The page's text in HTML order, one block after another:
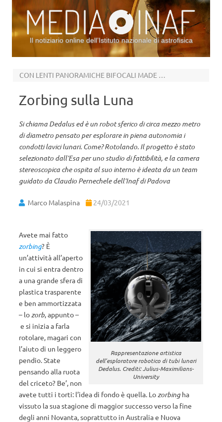
Il notiziario online dell’Istituto nazionale di astrofisica
CON LENTI PANORAMICHE BIFOCALI MADE IN ITALY
Zorbing sulla Luna
Si chiama Dedalus ed è un robot sferico di circa mezzo metro
di diametro pensato per esplorare in piena autonomia i
condotti lavici lunari. Come? Rotolando. Il progetto è stato
selezionato dall’Esa per uno studio di fattibilità, e la camera
stereoscopica che ospita al suo interno è ideata da un team
guidato da Claudio Pernechele dell’Inaf di Padova
Marco Malaspina 24/03/2021
Rappresentazione artistica
dell’esploratore robotico di tubi lunari
Dedalus. Crediti: Julius-Maximilians-
University
Avete mai fatto
zorbing? È
un’attività all’aperto
in cui si entra dentro
a una grande sfera di
plastica trasparente
e ben ammortizzata
– lozorb, appunto –
e si inizia a farla
rotolare, magari con
l’aiuto di un leggero
pendio. State
pensando alla ruota
del criceto? Be’, non
avete tutti i torti: l’idea di fondo è quella. Lozorbingha
vissuto la sua stagione di maggior successo verso la fine
degli anni Novanta, soprattutto in Australia e Nuova